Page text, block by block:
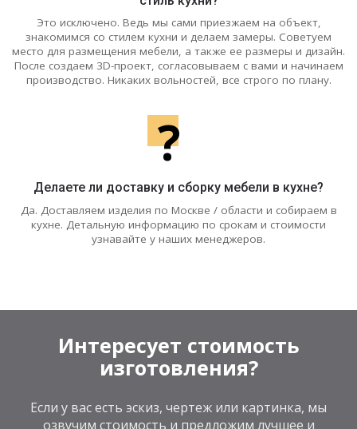
Это исключено. Ведь мы сами приезжаем на объект,
знакомимся со стилем кухни и делаем замеры. Советуем
место для размещения мебели, а также ее размеры и дизайн.
После создаем 3D-проект, согласовываем с вами и начинаем
производство. Никаких вольностей, все строго по плану.
?
Делаете ли доставку и сборку мебели в кухне?
Да. Доставляем изделия по Москве / области и собираем в
кухне. Детальную информацию по срокам и стоимости
узнавайте у наших менеджеров.
Интересует стоимость
изготовления?
Если у вас есть эскиз, чертеж или картинка, мы
озвучим стоимость и предложим лучшее и